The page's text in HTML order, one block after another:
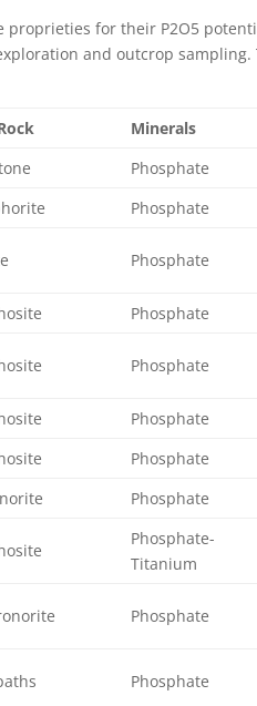
for their P2O5
and outcrop sampling.
Minerals
Phosphate
Phosphate
Phosphate
Phosphate
Phosphate
Phosphate
Phosphate
Phosphate
Phosphate-
Titanium
Phosphate
Phosphate